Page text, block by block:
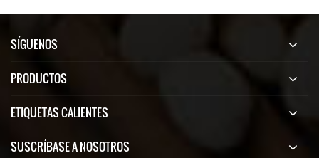
SÍGUENOS
PRODUCTOS
ETIQUETAS CALIENTES
SUSCRÍBASE A NOSOTROS